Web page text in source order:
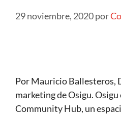
29 noviembre, 2020por
Por Mauricio Ballesteros,
marketing de Osigu.
Community Hub, un